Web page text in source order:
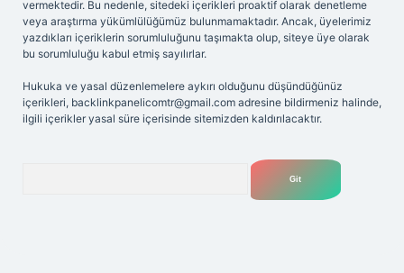
vermektedir. Bu nedenle, sitedeki içerikleri proaktif olarak denetleme
veya araştırma yükümlülüğümüz bulunmamaktadır. Ancak, üyelerimiz
yazdıkları içeriklerin sorumluluğunu taşımakta olup, siteye üye olarak
bu sorumluluğu kabul etmiş sayılırlar.
Hukuka ve yasal düzenlemelere aykırı olduğunu düşündüğünüz
içerikleri, backlinkpanelicomtr@gmail.com adresine bildirmeniz halinde,
ilgili içerikler yasal süre içerisinde sitemizden kaldırılacaktır.